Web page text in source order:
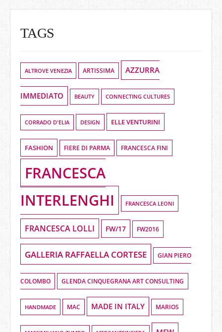
TAGS
ALTROVE VENEZIA ARTISSIMA AZZURRA
IMMEDIATO BEAUTY CONNECTING CULTURES
CORRADO D'ELIA DESIGN ELLE VENTURINI
FASHION FIERE DI PARMA FRANCESCA FINI
FRANCESCA
INTERLENGHI
FRANCESCA LEONI
FRANCESCA LOLLI FW/17 FW2016
GALLERIA RAFFAELLA CORTESE GIAN PIERO
COLOMBO GLENDA CINQUEGRANA ART CONSULTING
HANDMADE MAC MADE IN ITALY MARIOS